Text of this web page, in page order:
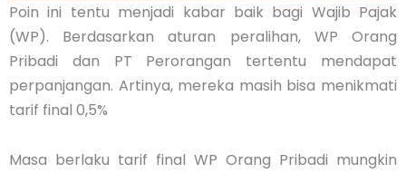
Poin ini tentu menjadi kabar baik bagi Wajib Pajak
(WP). Berdasarkan aturan peralihan, WP Orang
Pribadi dan PT Perorangan tertentu mendapat
perpanjangan. Artinya, mereka masih bisa menikmati
tarif final 0,5%
Masa berlaku tarif final WP Orang Pribadi mungkin